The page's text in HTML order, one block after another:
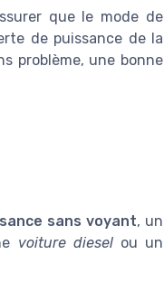
que le mode de
de puissance de la
problème, une bonne
sans voyant, un
voiture dieselou un